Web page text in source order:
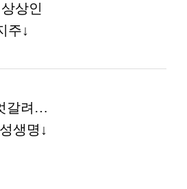
상인
주↓
갈려…
생명↓